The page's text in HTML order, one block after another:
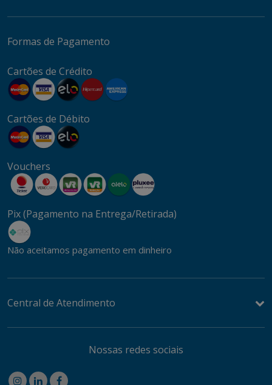
Formas de Pagamento
Cartões de Crédito
Cartões de Débito
Vouchers
Pix (Pagamento na Entrega/Retirada)
Não aceitamos pagamento em dinheiro
Central de Atendimento
Nossas redes sociais